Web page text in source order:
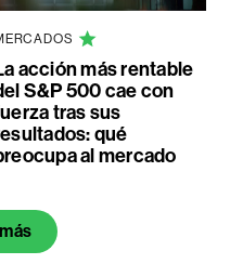
acción más rentable
S&P 500 cae con
tras sus
qué
al mercado